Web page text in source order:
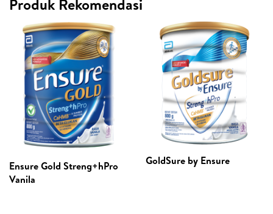
Produk Rekomendasi
Ensure Gold Streng+hPro
Vanila
GoldSure by Ensure